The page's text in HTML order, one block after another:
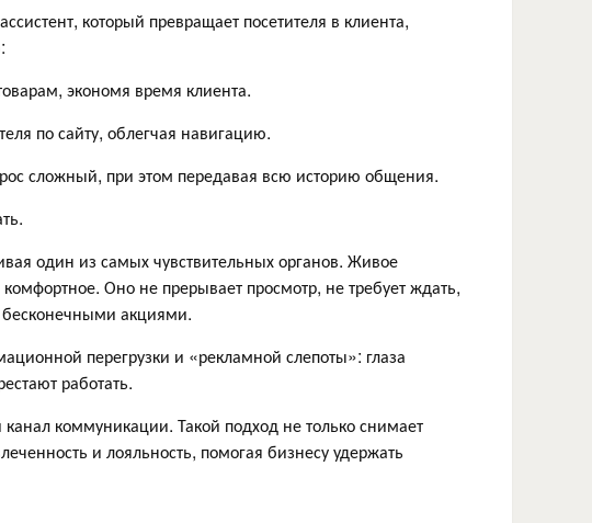
который превращает посетителя в клиента,
экономя время клиента.
по сайту, облегчая навигацию.
сложный, при этом передавая всю историю общения.
один из самых чувствительных органов. Живое
Оно не прерывает просмотр, не требует ждать,
акциями.
перегрузки и «рекламной слепоты»: глаза
работать.
канал коммуникации. Такой подход не только снимает
и лояльность, помогая бизнесу удержать